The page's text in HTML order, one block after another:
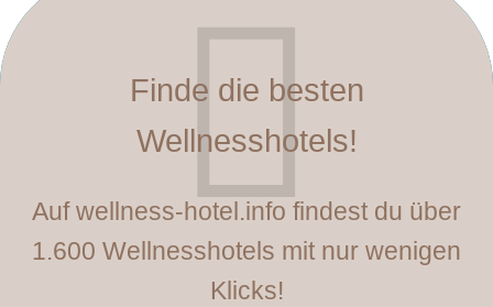
Finde die besten
Wellnesshotels!
Auf wellness-hotel.info findest du über
1.600 Wellnesshotels mit nur wenigen
Klicks!